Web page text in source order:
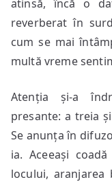
atinsă, încă o
reverberat în
cum se mai
multă vreme
Atenția și-a
presante: a treia
Se anunța în
ia. Aceeași
locului, aranjarea